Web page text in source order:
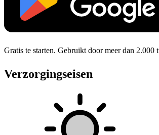
Gratis te starten. Gebruikt door meer dan 2.000
Verzorgingseisen